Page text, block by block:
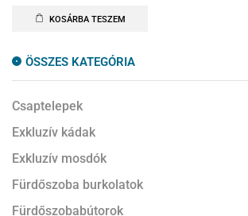
ÖSSZES KATEGÓRIA
Csaptelepek
Exkluzív kádak
Exkluzív mosdók
Fürdőszoba burkolatok
Fürdőszobabútorok
KOSÁRBA TESZEM